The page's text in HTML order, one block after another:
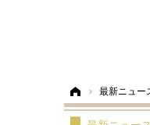
› 最新ニュー